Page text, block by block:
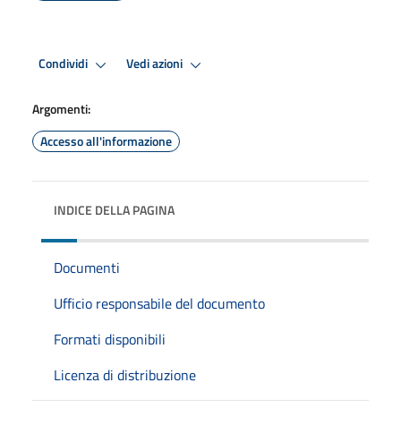
Condividi Vedi azioni
Argomenti:
Accesso all'informazione
INDICE DELLA PAGINA
Documenti
Ufficio responsabile del documento
Formati disponibili
Licenza di distribuzione